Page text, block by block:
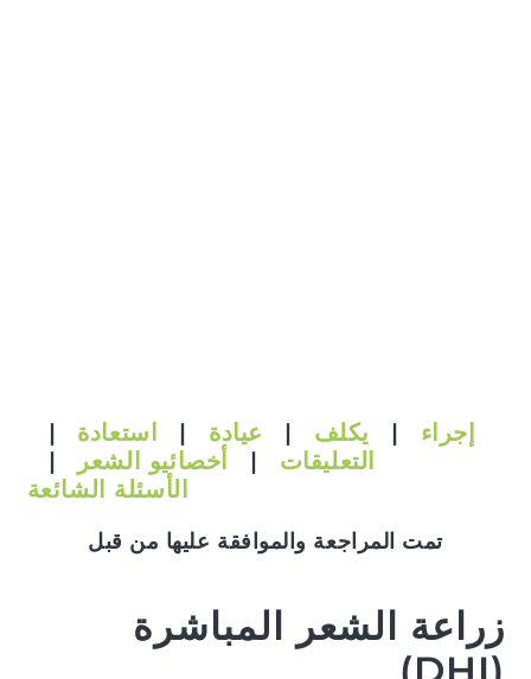
إجراء | يكلف | عيادة | استعادة
|
التعليقات
| أخصائيو الشعر
|
الأسئلة الشائعة
تمت المراجعة والموافقة عليها من قبل
زراعة الشعر المباشرة
(DHI)